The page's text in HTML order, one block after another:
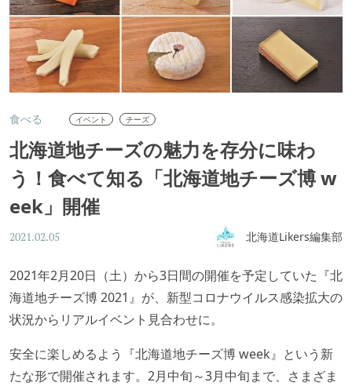
食べる イベント チーズ
北海道地チーズの魅力を存分に味わ
う！食べて知る「北海道地チーズ博 w
eek」開催
2021.02.05 北海道Likers編集部
2021年2月20日（土）から3日間の開催を予定していた『北
海道地チーズ博 2021』が、新型コロナウイルス感染拡大の
状況からリアルイベント見合わせに。
安全に楽しめるよう『北海道地チーズ博 week』という新
たな形で開催されます。2月中旬～3月中旬まで、さまざま